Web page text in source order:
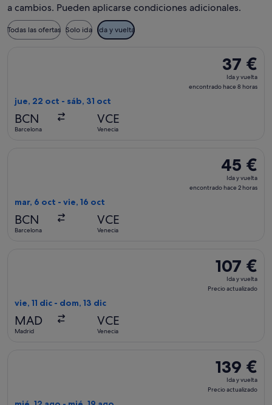
a cambios. Pueden aplicarse condiciones adicionales.
Todas las ofertas Solo ida Ida y vuelta
37 €
Ida
y
37 €
Ida y vuelta
encontrado hace 8 horas
jue, 22 oct - sáb, 31 oct
BCN
Barcelona
VCE
Venecia
45 €
Ida
y
45 €
Ida y vuelta
encontrado hace 2 horas
mar, 6 oct - vie, 16 oct
BCN
Barcelona
VCE
Venecia
107 €
Ida
y
107 €
Ida y vuelta
Precio actualizado
vie, 11 dic - dom, 13 dic
MAD
Madrid
VCE
Venecia
139 €
Ida
y
139 €
Ida y vuelta
Precio actualizado